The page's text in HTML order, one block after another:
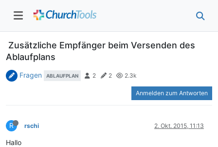
Zusätzliche Empfänger beim Versenden des
Ablaufplans
Fragen ABLAUFPLAN 2 2 2.3k
Anmelden zum Antworten
R rschi 2. Okt. 2015, 11:13
Hallo